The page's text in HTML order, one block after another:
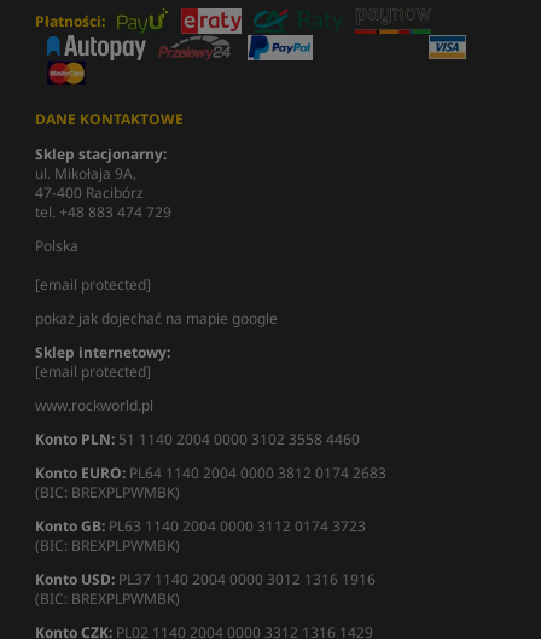
Płatności:
DANE KONTAKTOWE
Sklep stacjonarny:
ul. Mikołaja 9A,
47-400 Racibórz
tel. +48 883 474 729
Polska
[email protected]
pokaż jak dojechać na mapie google
Sklep internetowy:
[email protected]
www.rockworld.pl
Konto PLN: 51 1140 2004 0000 3102 3558 4460
Konto EURO: PL64 1140 2004 0000 3812 0174 2683
(BIC: BREXPLPWMBK)
Konto GB: PL63 1140 2004 0000 3112 0174 3723
(BIC: BREXPLPWMBK)
Konto USD: PL37 1140 2004 0000 3012 1316 1916
(BIC: BREXPLPWMBK)
Konto CZK: PL02 1140 2004 0000 3312 1316 1429